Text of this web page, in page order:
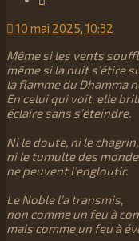
10 mai 2025, 10:32
Même si les vents
même si la nuit s’étire
la flamme du Dhamma
En celui qui voit, elle
éclaire sans s’éteindre.
Ni le doute, ni le chagrin,
ni le tumulte des
ne peuvent l’engloutir.
Le Noble l’a transmis,
non comme un feu à
mais comme un feu à